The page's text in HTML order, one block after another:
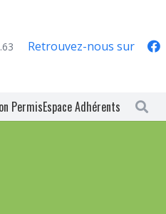
Retrouvez-nous sur
PermisEspace Adhérents